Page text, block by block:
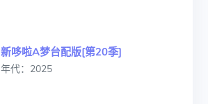
新哆啦A梦台配版[第20季]
年代：2025